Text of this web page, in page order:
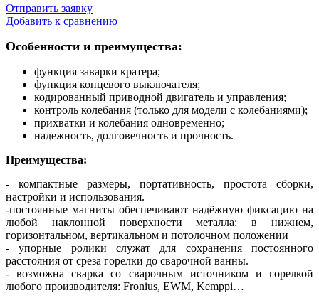
Отправить заявку
Добавить к сравнению
Особенности и преимущества:
функция заварки кратера;
функция концевого выключателя;
кодированный приводной двигатель и управления;
контроль колебания (только для модели с колебаниями);
прихватки и колебания одновременно;
надежность, долговечность и прочность.
Преимущества:
- компактные размеры, портативность, простота сборки,
настройки и использования.
-постоянные магниты обеспечивают надёжную фиксацию на
любой наклонной поверхности металла: в нижнем,
горизонтальном, вертикальном и потолочном положении
- упорные ролики служат для сохранения постоянного
расстояния от среза горелки до сварочной ванны.
- возможна сварка со сварочным источником и горелкой
любого производителя: Fronius, EWM, Kemppi…